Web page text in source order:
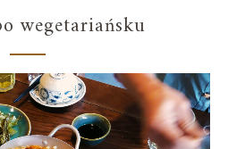
wegetariańsku